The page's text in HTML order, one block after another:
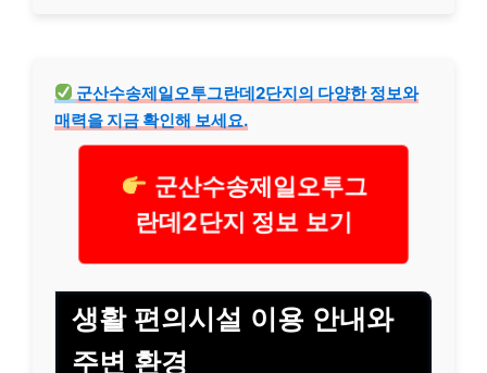
군산수송제일오투그란데2단지의 다양한 정보와
매력을 지금 확인해 보세요.
군산수송제일오투그
란데2단지 정보 보기
생활 편의시설 이용 안내와
주변 환경